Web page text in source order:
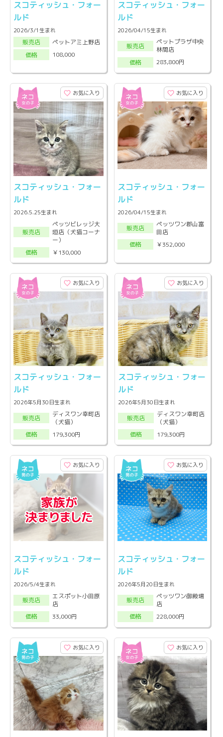
スコティッシュ・フォー
ルド
2026/3/1生まれ
販売店
ペットアミ上野店
価格
108,000
スコティッシュ・フォー
ルド
2026/04/15生まれ
販売店
ペットプラザ中央
林間店
価格
283,800円
お気に入り
スコティッシュ・フォー
ルド
2026.5.25生まれ
販売店
ペッツビレッジ大
垣店（犬猫コーナ
ー）
価格
￥130,000
お気に入り
スコティッシュ・フォー
ルド
2026/04/15生まれ
販売店
ペッツワン郡山富
田店
価格
￥352,000
お気に入り
スコティッシュ・フォー
ルド
2026年5月30日生まれ
販売店
ディスワン幸町店
（犬猫）
価格
179,300円
お気に入り
スコティッシュ・フォー
ルド
2026年5月30日生まれ
販売店
ディスワン幸町店
（犬猫）
価格
179,300円
お気に入り
スコティッシュ・フォー
ルド
2026/5/4生まれ
販売店
エスポット小田原
店
価格
33,000円
お気に入り
スコティッシュ・フォー
ルド
2026年5月20日生まれ
販売店
ペッツワン御殿場
店
価格
228,000円
お気に入り お気に入り